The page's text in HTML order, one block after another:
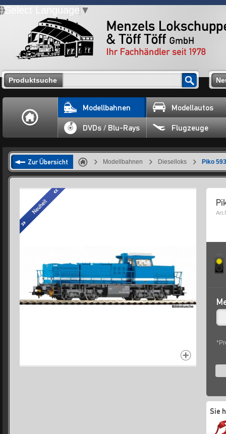
Select Language ▼
Produktsuche
Modellbahnen Modellautos
DVDs / Blu-Rays Flugzeuge
Zur Übersicht Modellbahnen Dieselloks Piko
Sie